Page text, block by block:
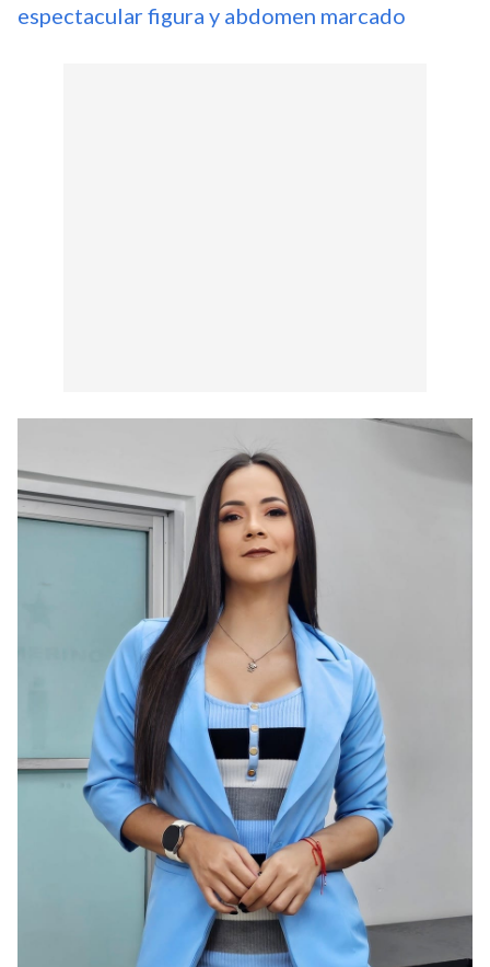
espectacular figura y abdomen marcado